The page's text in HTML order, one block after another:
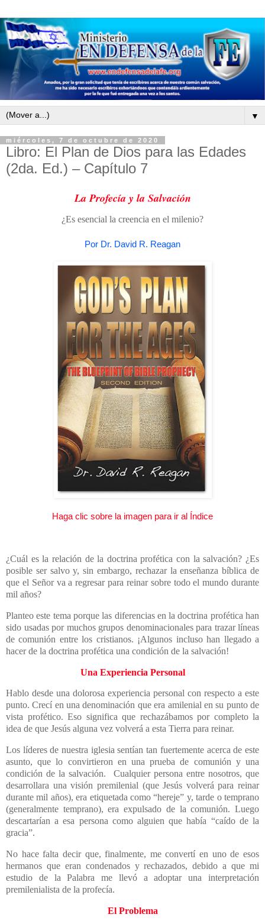
▼
miércoles, 7 de octubre de 2020
Libro: El Plan de Dios para las Edades
(2da. Ed.) – Capítulo 7
La Profecía y la Salvación
¿Es esencial la creencia en el milenio?
Por Dr. David R. Reagan
Haga clic sobre la imagen para ir al Índice
¿Cuál es la relación de la doctrina profética con la salvación? ¿Es
posible ser salvo y, sin embargo, rechazar la enseñanza bíblica de
que el Señor va a regresar para reinar sobre todo el mundo durante
mil años?
Planteo este tema porque las diferencias en la doctrina profética han
sido usadas por muchos grupos denominacionales para trazar líneas
de comunión entre los cristianos. ¡Algunos incluso han llegado a
hacer de la doctrina profética una condición de la salvación!
Una Experiencia Personal
Hablo desde una dolorosa experiencia personal con respecto a este
punto. Crecí en una denominación que era amilenial en su punto de
vista profético. Eso significa que rechazábamos por completo la
idea de que Jesús alguna vez volverá a esta Tierra para reinar.
Los líderes de nuestra iglesia sentían tan fuertemente acerca de este
asunto, que lo convirtieron en una prueba de comunión y una
condición de la salvación. Cualquier persona entre nosotros, que
desarrollara una visión premilenial (que Jesús volverá para reinar
durante mil años), era etiquetada como “hereje” y, tarde o temprano
(generalmente temprano), era expulsado de la comunión. Luego
descartarían a esa persona como alguien que había “caído de la
gracia”.
No hace falta decir que, finalmente, me convertí en uno de esos
hermanos que eran condenados y rechazados, debido a que mi
estudio de la Palabra me llevó a adoptar una interpretación
premilenialista de la profecía.
El Problema